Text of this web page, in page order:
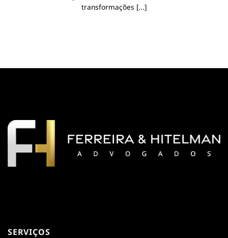
transformações [...]
SERVIÇOS